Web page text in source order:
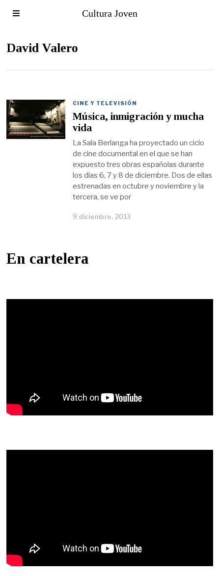
Cultura Joven
David Valero
CINE Y TELEVISIÓN
Música, inmigración y mucha
vida
La Sala Berlanga ha proyectado un ciclo
de cine documental en el que se han
expuesto tres obras españolas durante
los días 6, 7 y 8 de diciembre. Dos de ellas
estrenadas en octubre y noviembre y la
tercera, se ve por
9 diciembre, 2013
En cartelera